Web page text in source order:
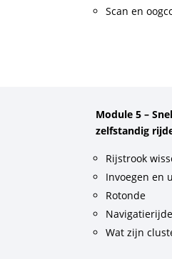
Scan en
Module 5 –
zelfstandig
Rijstrook
Invoegen en
Rotonde
Wat zijn